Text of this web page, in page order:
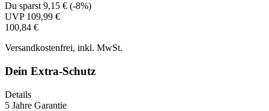
Du sparst9,15 € (-8%)
UVP 109,99 €
100,84 €
Versandkostenfrei, inkl. MwSt.
Dein Extra-Schutz
Details
5 Jahre Garantie